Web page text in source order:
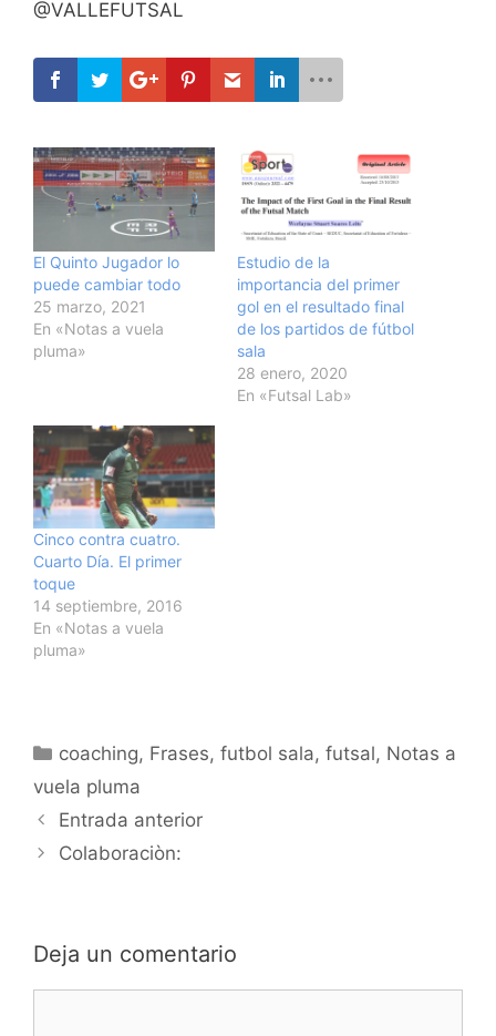
@VALLEFUTSAL
El Quinto Jugador lo
puede cambiar todo
25 marzo, 2021
En «Notas a vuela
pluma»
Estudio de la
importancia del primer
gol en el resultado final
de los partidos de fútbol
sala
28 enero, 2020
En «Futsal Lab»
Cinco contra cuatro.
Cuarto Día. El primer
toque
14 septiembre, 2016
En «Notas a vuela
pluma»
Categorías
coaching, Frases,futbol sala,futsal, Notas a
vuela pluma
Navegación
de
Entrada anterior
Colaboraciòn:
Deja un comentario